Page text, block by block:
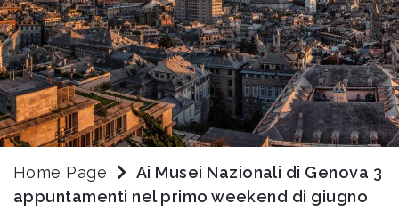
Home Page
Ai Musei Nazionali di Genova 3
appuntamenti nel primo weekend di giugno